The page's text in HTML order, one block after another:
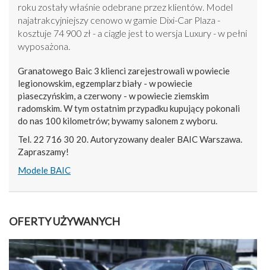
roku zostały właśnie odebrane przez klientów. Model
najatrakcyjniejszy cenowo w gamie Dixi-Car Plaza -
kosztuje 74 900 zł - a ciągle jest to wersja Luxury - w pełni
wyposażona.
Granatowego Baic 3 klienci zarejestrowali w powiecie
legionowskim, egzemplarz biały - w powiecie
piaseczyńskim, a czerwony - w powiecie ziemskim
radomskim. W tym ostatnim przypadku kupujący pokonali
do nas 100 kilometrów; bywamy salonem z wyboru.
Tel. 22 716 30 20. Autoryzowany dealer BAIC Warszawa.
Zapraszamy!
Modele BAIC
OFERTY UŻYWANYCH